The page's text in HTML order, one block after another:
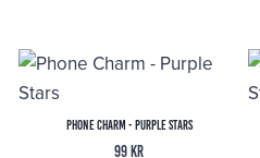
Phone Charm - Purple Stars
99kr